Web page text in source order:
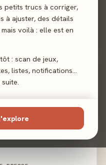
petits trucs à corriger,
à ajuster, des détails
voilà : elle est en
: scan de jeux,
listes, notifications…